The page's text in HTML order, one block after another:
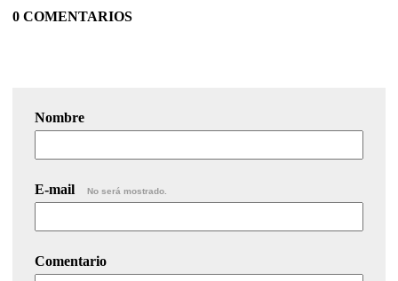
0 COMENTARIOS
Nombre
E-mail No será mostrado.
Comentario